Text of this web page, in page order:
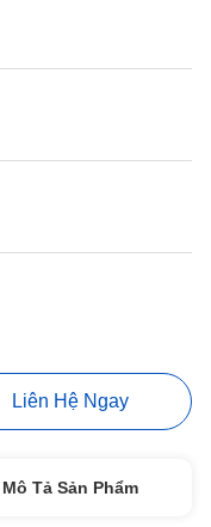
Liên Hệ Ngay
Mô Tả Sản Phẩm